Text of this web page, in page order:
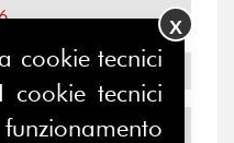
cookie tecnici
tecnici
X